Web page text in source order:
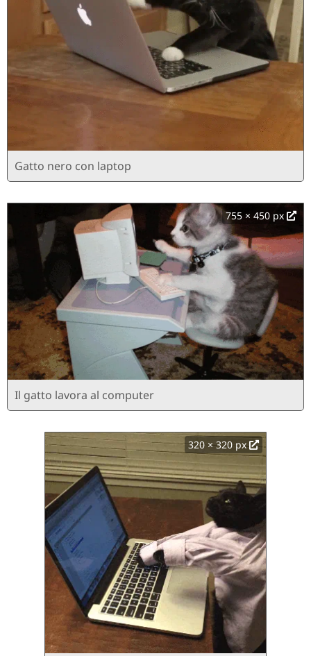
Gatto nero con laptop
755 × 450 px
Il gatto lavora al computer
320 × 320 px